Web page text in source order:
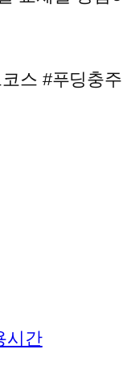
스 #푸딩충
시간